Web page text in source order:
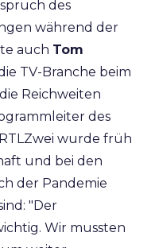
des
während der
auch Tom
TV-Branche beim
Reichweiten
des
wurde früh
und bei den
der Pandemie
"Der
Wir mussten